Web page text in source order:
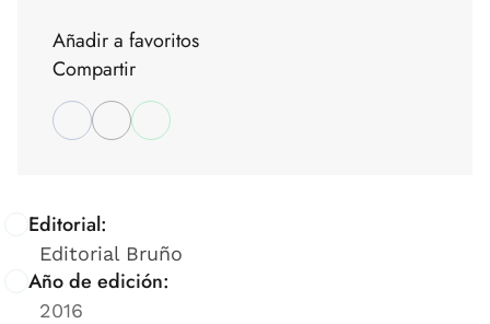
Editorial:
Editorial Bruño
Año de edición:
2016
Añadir a favoritos
Compartir